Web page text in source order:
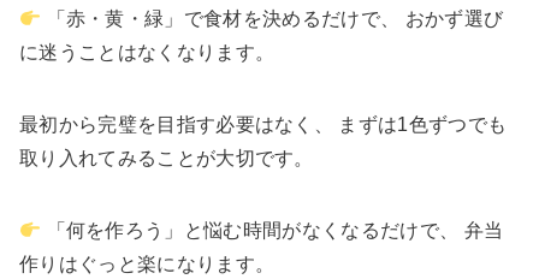
「赤・黄・緑」で食材を決めるだけで、 おかず選び
に迷うことはなくなります。
最初から完璧を目指す必要はなく、 まずは1色ずつでも
取り入れてみることが大切です。
「何を作ろう」と悩む時間がなくなるだけで、 弁当
作りはぐっと楽になります。